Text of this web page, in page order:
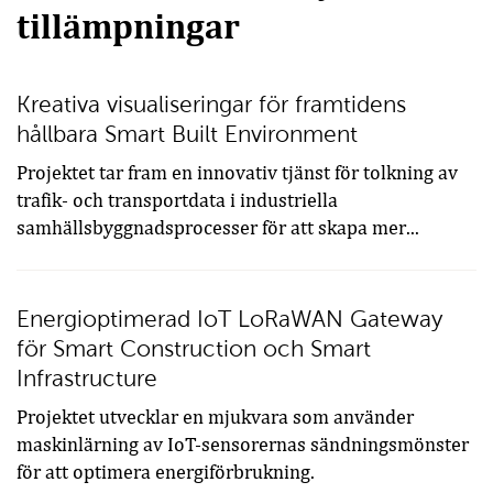
tillämpningar
Kreativa visualiseringar för framtidens
hållbara Smart Built Environment
Projektet tar fram en innovativ tjänst för tolkning av
trafik- och transportdata i industriella
samhällsbyggnadsprocesser för att skapa mer...
Energioptimerad IoT LoRaWAN Gateway
för Smart Construction och Smart
Infrastructure
Projektet utvecklar en mjukvara som använder
maskinlärning av IoT-sensorernas sändningsmönster
för att optimera energiförbrukning.